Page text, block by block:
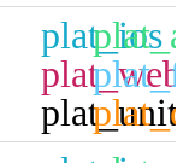
plat_ios
plat_web